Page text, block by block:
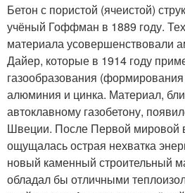
Бетон с пористой (ячеистой)
учёный Гоффман в 1889 году.
материала усовершенствовали
Дайер, которые в 1914 году
газообразования
алюминия и цинка. Материал,
автоклавному газобетону,
Швеции. После Первой мировой
ощущалась острая нехватка
новый каменный строительный
обладал бы отличными